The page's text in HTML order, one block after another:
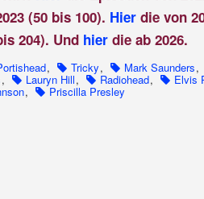
(50 bis 100). Hier die von
204). Und hier die ab 2026.
, Tricky, Mark Saunders,
, Lauryn Hill, Radiohead, Elvis
, Priscilla Presley